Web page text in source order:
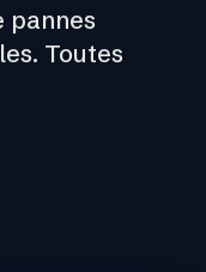
pannes
Toutes